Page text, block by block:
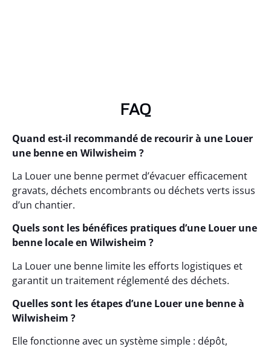
FAQ
Quand est-il recommandé de recourir à une Louer
une benne en Wilwisheim ?
La Louer une benne permet d’évacuer efficacement
gravats, déchets encombrants ou déchets verts issus
d’un chantier.
Quels sont les bénéfices pratiques d’une Louer une
benne locale en Wilwisheim ?
La Louer une benne limite les efforts logistiques et
garantit un traitement réglementé des déchets.
Quelles sont les étapes d’une Louer une benne à
Wilwisheim ?
Elle fonctionne avec un système simple : dépôt,